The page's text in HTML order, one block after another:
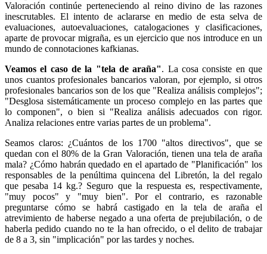
Valoración continúe perteneciendo al reino divino de las razones
inescrutables. El intento de aclararse en medio de esta selva de
evaluaciones, autoevaluaciones, catalogaciones y clasificaciones,
aparte de provocar migraña, es un ejercicio que nos introduce en un
mundo de connotaciones kafkianas.
Veamos el caso de la "tela de araña". La cosa consiste en que
unos cuantos profesionales bancarios valoran, por ejemplo, si otros
profesionales bancarios son de los que "Realiza análisis complejos";
"Desglosa sistemáticamente un proceso complejo en las partes que
lo componen", o bien si "Realiza análisis adecuados con rigor.
Analiza relaciones entre varias partes de un problema".
Seamos claros: ¿Cuántos de los 1700 "altos directivos", que se
quedan con el 80% de la Gran Valoración, tienen una tela de araña
mala? ¿Cómo habrán quedado en el apartado de "Planificación" los
responsables de la penúltima quincena del Libretón, la del regalo
que pesaba 14 kg.? Seguro que la respuesta es, respectivamente,
"muy pocos" y "muy bien". Por el contrario, es razonable
preguntarse cómo se habrá castigado en la tela de araña el
atrevimiento de haberse negado a una oferta de prejubilación, o de
haberla pedido cuando no te la han ofrecido, o el delito de trabajar
de 8 a 3, sin "implicación" por las tardes y noches.